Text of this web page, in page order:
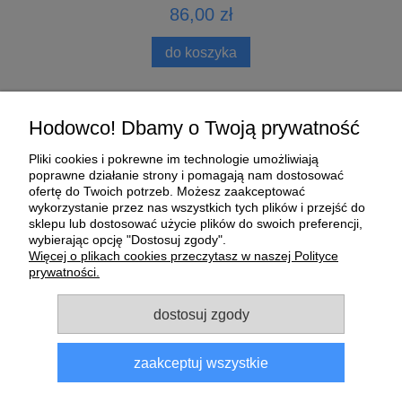
86,00 zł
do koszyka
Moje konto
Płatności i dostawa
O nas
Informacje
Sklep dla gołębi E-Golab.pl| NIP: 6492311073 | ul.
Hodowco! Dbamy o Twoją prywatność
Pliki cookies i pokrewne im technologie umożliwiają
poprawne działanie strony i pomagają nam dostosować
ofertę do Twoich potrzeb. Możesz zaakceptować
wykorzystanie przez nas wszystkich tych plików i przejść do
sklepu lub dostosować użycie plików do swoich preferencji,
wybierając opcję "Dostosuj zgody".
Więcej o plikach cookies przeczytasz w naszej Polityce
prywatności.
dostosuj zgody
zaakceptuj wszystkie